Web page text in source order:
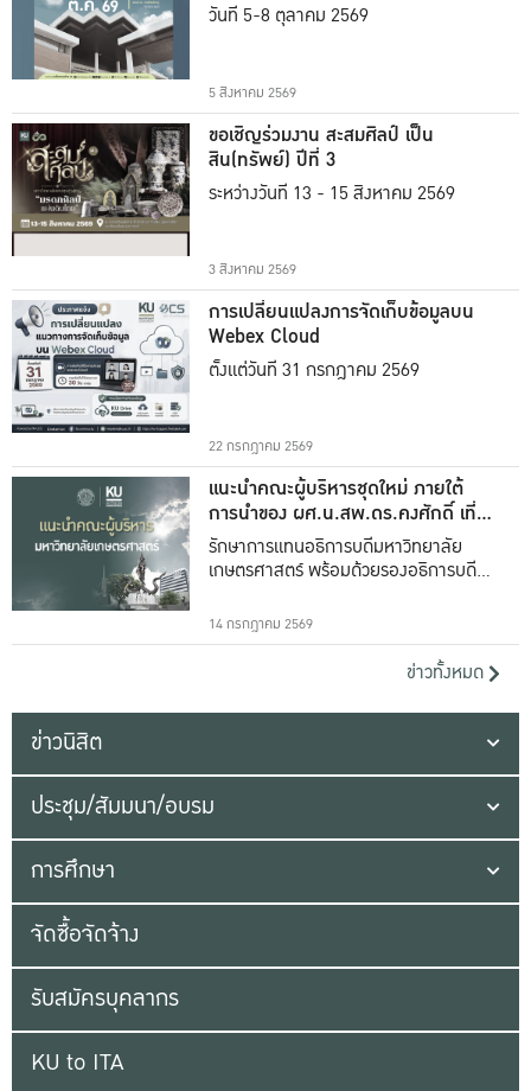
วันที่ 5-8 ตุลาคม 2569
5 สิงหาคม 2569
ขอเชิญร่วมงาน สะสมศิลป์ เป็น
สิน(ทรัพย์) ปีที่ 3
ระหว่างวันที่ 13 - 15 สิงหาคม 2569
3 สิงหาคม 2569
การเปลี่ยนแปลงการจัดเก็บข้อมูลบน
Webex Cloud
ตั้งแต่วันที่ 31 กรกฎาคม 2569
22 กรกฎาคม 2569
แนะนำคณะผู้บริหารชุดใหม่ ภายใต้
การนำของ ผศ.น.สพ.ดร.คงศักดิ์ เที่ยง
ธรรม
รักษาการแทนอธิการบดีมหาวิทยาลัย
เกษตรศาสตร์ พร้อมด้วยรองอธิการบดีทั้ง
14 กรกฎาคม 2569
ข่าวทั้งหมด
ข่าวนิสิต
ประชุม/สัมมนา/อบรม
การศึกษา
จัดซื้อจัดจ้าง
รับสมัครบุคลากร
KU to ITA